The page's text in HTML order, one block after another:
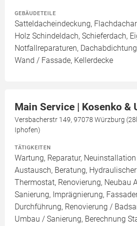
GEBÄUDETEILE
Satteldacheindeckung,
Holz Schindeldach, Schieferdach,
Notfallreparaturen,
Wand / Fassade, Kellerdecke
Main Service | Kosenko &
Versbacherstr 149, 97078 Würzburg
Iphofen)
TÄTIGKEITEN
Wartung, Reparatur,
Austausch, Beratung,
Thermostat, Renovierung, Neubau
Sanierung, Imprägnierung,
Durchführung, Renovierung /
Umbau / Sanierung, Berechnung